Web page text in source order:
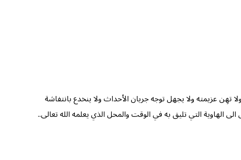
تهِن عزيمته ولا يجهل توجه جريان الأحداث ولا ينخدع بانتفاشة
الهاوية التي تليق به في الوقت والمحل الذي يعلمه الله تعالى..